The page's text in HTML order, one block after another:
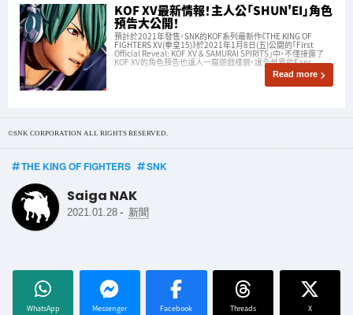
KOF XV最新情報！主人公「SHUN'EI」角色
預告大公開！
預計於2021年發售，SNK的KOF系列最新作《THE KING OF
FIGHTERS XV(拳皇15)》於2021年1月8日(五)公開的「First
Official Reveal: KOF XV & SAMURAI SPIRITS」中，不僅接露了
KOF XV的角色預告也讓人一窺遊戲樣貌，讓全世界的Fans
Read more
©SNK CORPORATION ALL RIGHTS RESERVED.
THE KING OF FIGHTERS SNK
Saiga NAK
2021.01.28 - 新聞
WhatsApp Messenger Facebook Threads X